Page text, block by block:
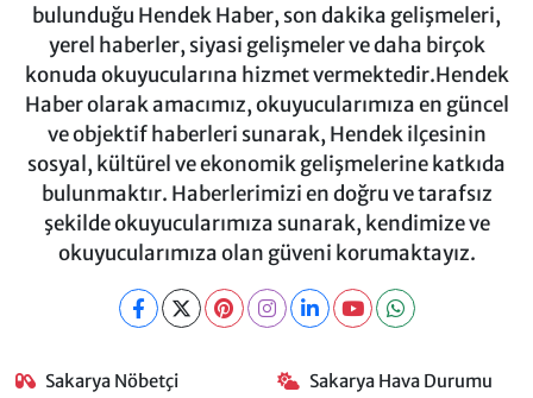
bulunduğu Hendek Haber, son dakika gelişmeleri,
yerel haberler, siyasi gelişmeler ve daha birçok
konuda okuyucularına hizmet vermektedir.Hendek
Haber olarak amacımız, okuyucularımıza en güncel
ve objektif haberleri sunarak, Hendek ilçesinin
sosyal, kültürel ve ekonomik gelişmelerine katkıda
bulunmaktır. Haberlerimizi en doğru ve tarafsız
şekilde okuyucularımıza sunarak, kendimize ve
okuyucularımıza olan güveni korumaktayız.
Sakarya Nöbetçi
Sakarya Hava Durumu